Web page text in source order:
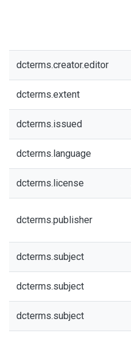
dcterms.creator.editor
dcterms.extent
dcterms.issued
dcterms.language
dcterms.license
dcterms.publisher
dcterms.subject
dcterms.subject
dcterms.subject